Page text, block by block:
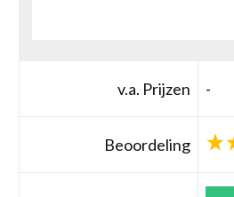
v.a. Prijzen -
Beoordeling